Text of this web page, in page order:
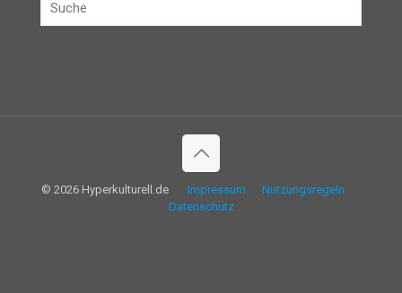
© 2026 Hyperkulturell.de Impressum
Nutzungsregeln
Datenschutz